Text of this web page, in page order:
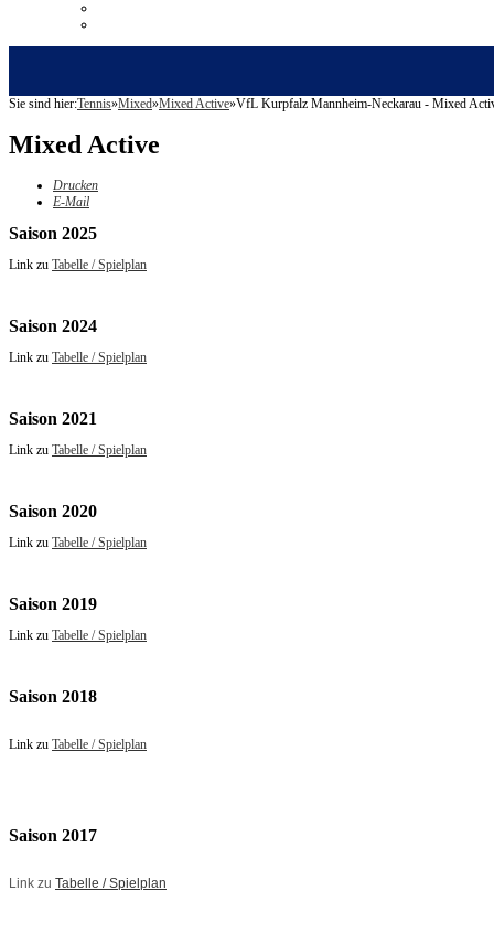
Sie sind hier:Tennis»Mixed»Mixed Active»VfL Kurpfalz Mannheim-Neckarau - Mixed
Mixed Active
Drucken
E-Mail
Saison 2025
Link zu Tabelle / Spielplan
Saison 2024
Link zu Tabelle / Spielplan
Saison 2021
Link zu Tabelle / Spielplan
Saison 2020
Link zu Tabelle / Spielplan
Saison 2019
Link zu Tabelle / Spielplan
Saison 2018
Link zu Tabelle / Spielplan
Saison 2017
Link zu Tabelle / Spielplan